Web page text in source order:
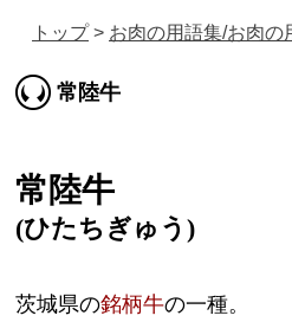
トップ> お肉の用語集/お肉の
常陸牛
常陸牛
(ひたちぎゅう)
茨城県の銘柄牛の一種。